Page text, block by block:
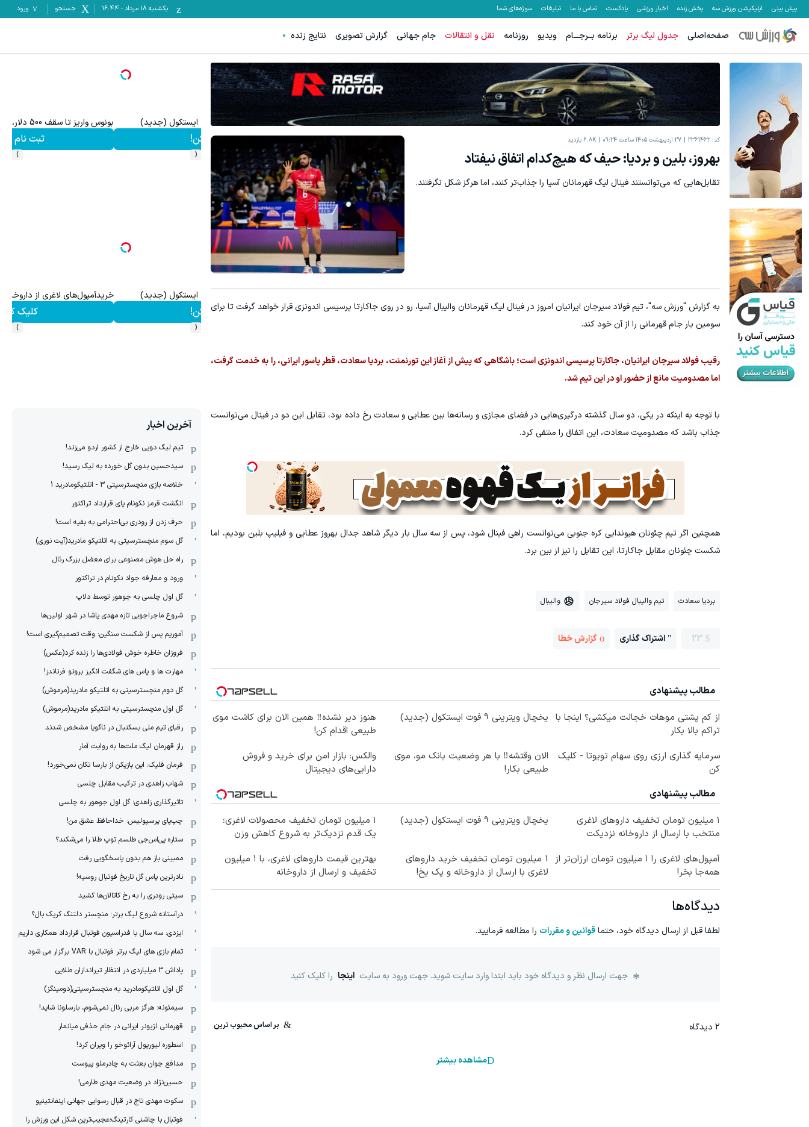
پیش بینی اپلیکیشن ورزش سه پخش زنده اخبار ورزشی پادکست تماس با ما تبلیغات سوژه‌های شما یکشنبه ۱۸ مرداد -
16:44 جستجو ورود
صفحه‌اصلی جدول لیگ برتر برنامه بــرجـــام ویدیو روزنامه نقل و انتقالات جام جهانی گزارش تصویری نتایج زنده
کد: 2361462 27 اردیبهشت 1405 ساعت 09:24 6.8K بازدید
بهروز، بلین و بردیا: حیف که هیچ‌کدام اتفاق نیفتاد
تقابل‌هایی که می‌توانستند فینال لیگ قهرمانان آسیا را جذاب‌تر کنند، اما هرگز شکل نگرفتند.
به گزارش "ورزش سه"، تیم فولاد سیرجان ایرانیان امروز در فینال لیگ قهرمانان والیبال آسیا، رو در روی جاکارتا پرسیسی اندونزی قرار خواهد گرفت تا برای
سومین بار جام قهرمانی را از آن خود کند.
رقیب فولاد سیرجان ایرانیان، جاکارتا پرسیسی اندونزی است؛ باشگاهی که پیش از آغاز این تورنمنت، بردیا سعادت، قطر پاسور ایرانی، را به خدمت گرفت،
اما مصدومیت مانع از حضور او در این تیم شد.
با توجه به اینکه در یکی، دو سال گذشته درگیری‌هایی در فضای مجازی و رسانه‌ها بین عطایی و سعادت رخ داده بود، تقابل این دو در فینال می‌توانست
جذاب باشد که مصدومیت سعادت، این اتفاق را منتفی کرد.
همچنین اگر تیم چئونان هیوندایی کره جنوبی می‌توانست راهی فینال شود، پس از سه سال بار دیگر شاهد جدال بهروز عطایی و فیلیپ بلین بودیم، اما
شکست چئونان مقابل جاکارتا، این تقابل را نیز از بین برد.
بردیا سعادت تیم والیبال فولاد سیرجان والیبال
23 اشتراک گذاری گزارش خطا
مطالب پیشنهادی
از کم پشتی موهات خجالت میکشی؟ اینجا با
تراکم بالا بکار
یخچال ویترینی 9 فوت ایستکول (جدید)
هنوز دیر نشده‼️ همین الان برای کاشت موی
طبیعی اقدام کن!
سرمایه گذاری ارزی روی سهام تویوتا - کلیک
کن
الان وقتشه‼️ با هر وضعیت بانک مو، موی
طبیعی بکار!
والکس: بازار امن برای خرید و فروش
دارایی‌های دیجیتال
مطالب پیشنهادی
۱ میلیون تومان تخفیف داروهای لاغری
منتخب با ارسال از داروخانه نزدیکت
یخچال ویترینی 9 فوت ایستکول (جدید)
۱ میلیون تومان تخفیف محصولات لاغری؛
یک قدم نزدیک‌تر به شروع کاهش وزن
آمپول‌های لاغری را ۱ میلیون تومان ارزان‌تر از
همه‌جا بخر!
1 میلیون تومان تخفیف خرید داروهای
لاغری با ارسال از داروخانه و پک یخ!
بهترین قیمت داروهای لاغری، با ۱ میلیون
تخفیف و ارسال از داروخانه‌
دیدگاه‌ها
لطفا قبل از ارسال دیدگاه خود، حتماقوانین و مقررات را مطالعه فرمایید.
جهت ارسال نظر و دیدگاه خود باید ابتدا وارد سایت شوید. جهت ورود به سایت اینجا را کلیک کنید
2 دیدگاه
مشاهده بیشتر
یخچال ویترینی 9 فوت ایستکول (جدید)
کلیک کن!
بونوس واریز تا سقف 500 دلار، برای تریدرهای فعال فارکس ترید EURUSD با اسپرد از صفر پیپ
ثبت نام کنید
میدونستی میتونی از بالا رفتن ارزش سهام گوگل سود کسب
‹
›
یخچال ویترینی 9 فوت ایستکول (جدید)
کلیک کن! کلیک کن! ثبت نام کنید
آمپول های لاغری با یک میلیون تخفیف | ارسال از داروخانه
‹
›
آخرین اخبار
تیم لیگ دویی خارج از کشور اردو می‌زند!
سیدحسین بدون گل خورده به لیگ رسید!
خلاصه بازی منچسترسیتی 3 - اتلتیکومادرید 1
انگشت قرمز نکونام پای قرارداد تراکتور
حرف زدن از رودری بی‌احترامی به بقیه است!
گل سوم منچسترسیتی به اتلتیکو مادرید(آیت نوری)
راه حل هوش مصنوعی برای معضل بزرگ رئال
ورود و معارفه جواد نکونام در تراکتور
گل اول چلسی به جوهور توسط دلاپ
شروع ماجراجویی تازه مهدی پاشا در شهر اولین‌ها
آموریم پس از شکست سنگین: وقت تصمیم‌گیری است!
فروزان خاطره خوش فولادی‌ها را زنده کرد(عکس)
مهارت ها و پاس های شگفت انگیز برونو فرناندز!
گل دوم منچسترسیتی به اتلتیکو مادرید(مرموش)
گل اول منچسترسیتی به اتلتیکو مادرید(مرموش)
رقبای تیم ملی بسکتبال در ناگویا مشخص‌ شدند
راز قهرمان لیگ ملت‌ها به روایت آمار
فرمان فلیک: این بازیکن از بارسا تکان نمی‌خورد!
شهاب زاهدی در ترکیب مقابل چلسی
تاثیرگذاری زاهدی؛ گل اول جوهور به چلسی
چپ‌پای پرسپولیس: خداحافظ عشق من!
ستاره پی‌اس‌جی طلسم توپ طلا را می‌شکند؟
ممبینی باز هم بدون پاسخگویی رفت
نادر‌ترین پاس گل تاریخ فوتبال روسیه!
سیتی رودری را به رخ کاتالان‌ها کشید
درآستانه شروع لیگ برتر؛ منچستر دلتنگ کریک بال؟
ایزدی: سه سال با فدراسیون فوتبال قرارداد همکاری داریم
تمام بازی های لیگ برتر فوتبال با VAR برگزار می شود
پاداش 3 میلیاردی در انتظار تیراندازان طلایی
گل اول اتلتیکومادرید به منچسترسیتی(دومینگز)
سیمئونه: هرگز مربی رئال نمی‌شوم، بارسلونا شاید!
قهرمانی لژیونر ایرانی در جام حذفی میانمار
اسطوره لیورپول آرائوخو را ویران کرد!
مدافع جوان بعثت به چادرملو پیوست
حسین‌نژاد در وضعیت مهدی طارمی!
سکوت مهدی تاج در قبال رسوایی جهانی اینفانتینیو
فوتبال با چاشنی کارتینگ؛عجیب‌ترین شکل این ورزش را